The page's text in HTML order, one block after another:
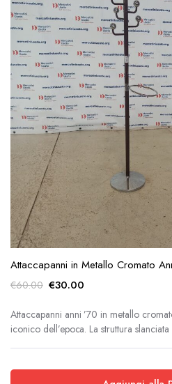
Attaccapanni in Metallo Cromato
€60.00 Il
originale
era:
€60.00.
€30.00Il
attuale
è:
€30.00.
Attaccapanni anni ’70 in metallo
iconico dell’epoca. La struttura